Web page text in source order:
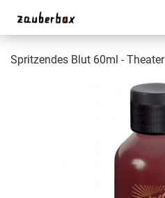
Spritzendes Blut 60ml - Theater